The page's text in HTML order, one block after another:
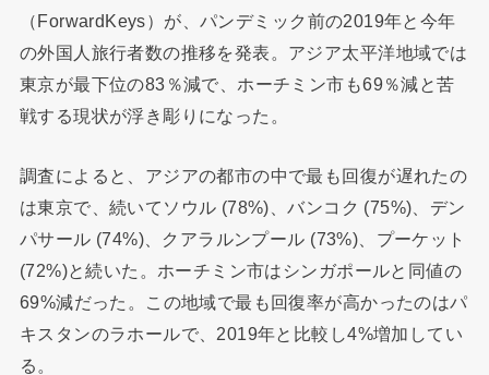
（ForwardKeys）が、パンデミック前の2019年と今年
の外国人旅行者数の推移を発表。アジア太平洋地域では
東京が最下位の83％減で、ホーチミン市も69％減と苦
戦する現状が浮き彫りになった。
調査によると、アジアの都市の中で最も回復が遅れたの
は東京で、続いてソウル (78%)、バンコク (75%)、デン
パサール (74%)、クアラルンプール (73%)、プーケット
(72%)と続いた。ホーチミン市はシンガポールと同値の
69%減だった。この地域で最も回復率が高かったのはパ
キスタンのラホールで、2019年と比較し4%増加してい
る。